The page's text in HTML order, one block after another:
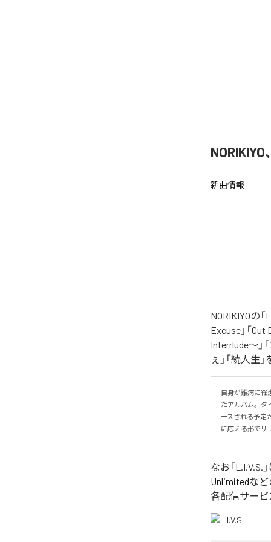
新曲情報
NORIKIYOの
Excuse」「Cut
Interrlude～」
ぇ」「続人生
自身が難病に罹
たアルバム。タ
ースされる予定
に応える形でリ
なお「L.I.V.S.
Unlimitedなど
各配信サービ